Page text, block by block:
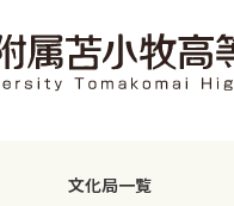
文化局一覧